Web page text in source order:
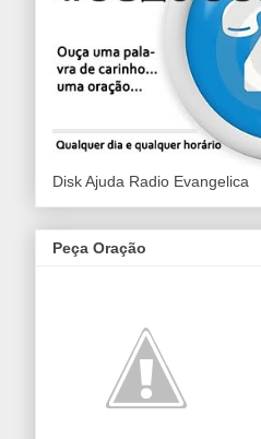
Disk Ajuda Radio Evangelica
Peça Oração